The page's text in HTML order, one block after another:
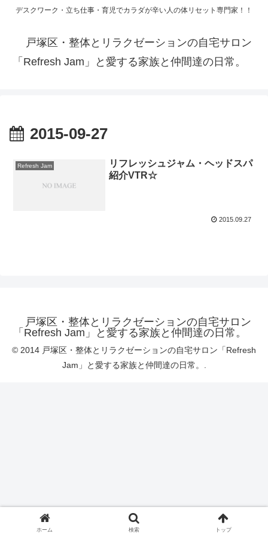
デスクワーク・立ち仕事・育児でカラダが辛い人の体リセット専門家！！
戸塚区・整体とリラクゼーションの自宅サロン
「Refresh Jam」と愛する家族と仲間達の日常。
2015-09-27
Refresh Jam
リフレッシュジャム・ヘッドスパ
紹介VTR☆
2015.09.27
戸塚区・整体とリラクゼーションの自宅サロン
「Refresh Jam」と愛する家族と仲間達の日常。
© 2014 戸塚区・整体とリラクゼーションの自宅サロン「Refresh
Jam」と愛する家族と仲間達の日常。.
ホーム 検索 トップ